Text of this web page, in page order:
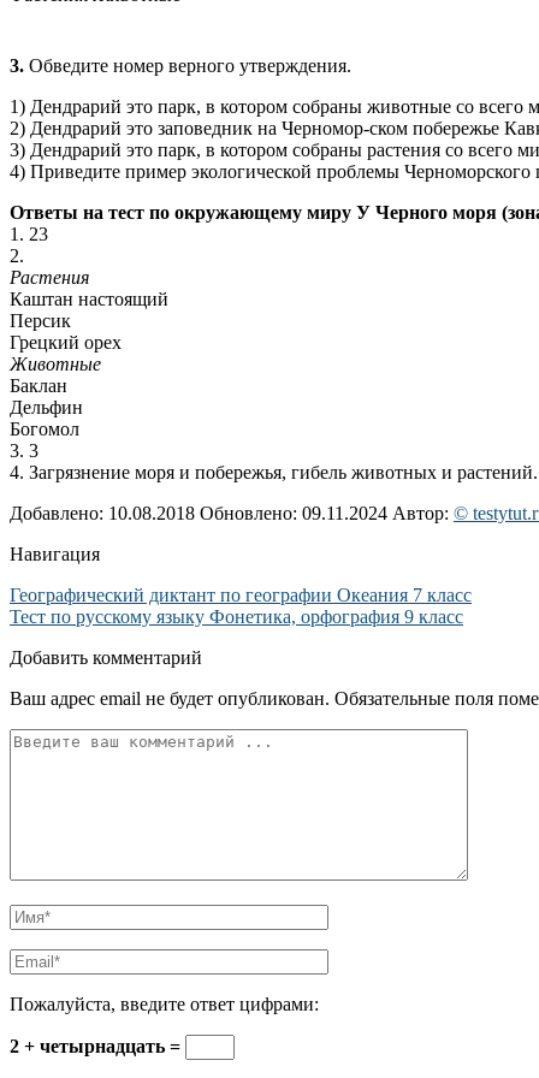
3. Обведите номер верного утверждения.
1) Дендрарий это парк, в котором собраны животные со всего
2) Дендрарий это заповедник на Черномор-ском побережье
3) Дендрарий это парк, в котором собраны растения со всего
4) Приведите пример экологической проблемы Чер­номорского
Ответы на тест по окружающему миру У Черного моря
1. 23
2.
Растения
Каштан настоящий
Персик
Грецкий орех
Животные
Баклан
Дельфин
Богомол
3. 3
4. Загрязнение моря и побережья, гибель животных и растений.
Добавлено: 10.08.2018 Обновлено: 09.11.2024 Автор: ©
Навигация
Географический диктант по географии Океания 7 класс
Тест по русскому языку Фонетика, орфография 9 класс
Добавить комментарий
Ваш адрес email не будет опубликован. Обязательные поля
Пожалуйста, введите ответ цифрами:
2 + четырнадцать =